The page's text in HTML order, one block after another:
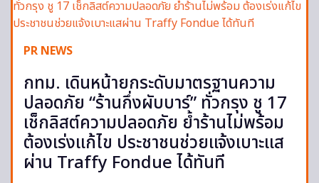
PR NEWS
กทม. เดินหน้ายกระดับมาตรฐานความ
ปลอดภัย “ร้านกึ่งผับบาร์” ทั่วกรุง ชู 17
เช็กลิสต์ความปลอดภัย ย้ำร้านไม่พร้อม
ต้องเร่งแก้ไข ประชาชนช่วยแจ้งเบาะแส
ผ่าน Traffy Fondue ได้ทันที